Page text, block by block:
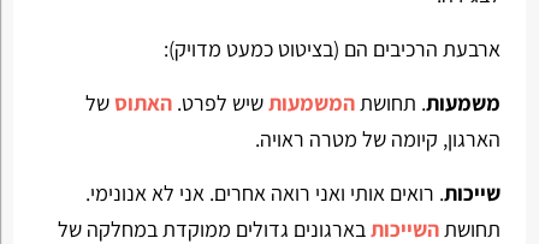
ארבעת הרכיבים הם (בציטוט כמעט מדויק):
משמעות. תחושתהמשמעותשיש לפרט. האתוסשל
הארגון, קיומה של מטרה ראויה.
שייכות. רואים אותי ואני רואה אחרים. אני לא אנונימי.
תחושתהשייכותבארגונים גדולים ממוקדת במחלקה של